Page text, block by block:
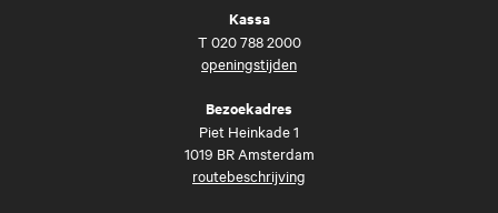
Kassa
T 020 788 2000
openingstijden
Bezoekadres
Piet Heinkade 1
1019 BR Amsterdam
routebeschrijving